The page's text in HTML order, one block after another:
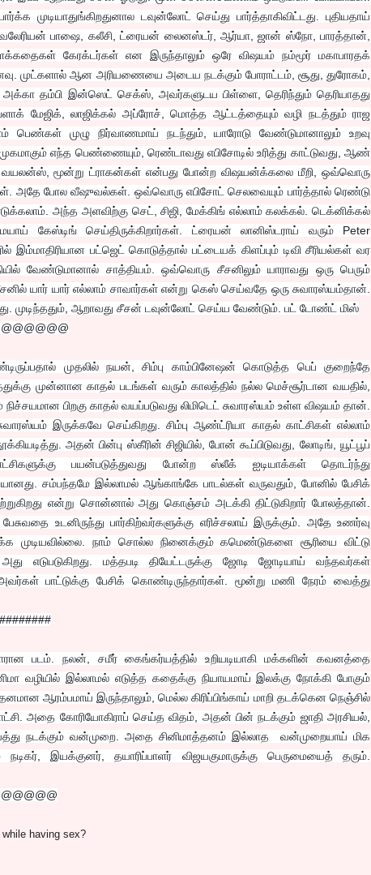
முடியாதுங்கிறதுனால டவுன்லோட் செய்து பார்த்தாகிவிட்டது. புதியதாய்
பாஷை, கலீசி, ட்ரையன் லைனஸ்டர், ஆர்யா, ஜான் ஸ்நோ, பாரத்தான்,
கேரக்டர்கள் என இருந்தாலும் ஒரே விஷயம் நம்மூர் மகாபாரதக்
முட்களால் ஆன அரியணையை அடைய நடக்கும் போராட்டம், சூது, துரோகம்,
தம்பி இன்ஸெட் செக்ஸ், அவர்களுடய பிள்ளை, தெரிந்தும் தெரியாதது
மேஜிக், லாஜிக்கல் அப்ரோச், மொத்த ஆட்டத்தையும் வழி நடத்தும் ராஜ
பெண்கள் முழு நிர்வாணமாய் நடந்தும், யாரோடு வேண்டுமானாலும் உறவு
எந்த பெண்ணையும், ரெண்டாவது எபிசோடில் உரித்து காட்டுவது, ஆண்
மூன்று ட்ராகன்கள் என்பது போன்ற விஷயன்க்கலை மீறி, ஒவ்வொரு
அதே போல வீஷுவல்கள். ஒவ்வொரு எபிசோட் செலவையும் பார்த்தால் ரெண்டு
அந்த அளவிற்கு செட், சிஜி, மேக்கிங் எல்லாம் கலக்கல். டெக்னிக்கல்
கேஸ்டிங் செய்திருக்கிறார்கள். ட்ரையன் லானிஸ்டராய் வரும் Peter
இம்மாதிரியான பட்ஜெட் கொடுத்தால் பட்டையக் கிளப்பும் டிவி சீரியல்கள் வர
வேண்டுமானால் சாத்தியம். ஒவ்வொரு சீசனிலும் யாராவது ஒரு பெரும்
யார் யார் எல்லாம் சாவார்கள் என்று கெஸ் செய்வதே ஒரு சுவாரஸ்யம்தான்.
முடிந்ததும், ஆறாவது சீசன் டவுன்லோட் செய்ய வேண்டும். பட் டோண்ட் மிஸ்
முதலில் நயன், சிம்பு காம்பினேஷன் கொடுத்த பெப் குறைந்தே
முன்னான காதல் படங்கள் வரும் காலத்தில் நல்ல மெச்சூர்டான வயதில்,
பிறகு காதல் வயப்படுவது லிமிடெட் சுவாரஸ்யம் உள்ள விஷயம் தான்.
இருக்கவே செய்கிறது. சிம்பு ஆண்ட்ரியா காதல் காட்சிகள் எல்லாம்
அதன் பின்பு ஸ்கீரின் சிஜியில், போன் கூப்பிடுவது, லோடிங், யூட்பூப்
பயன்படுத்துவது போன்ற ஸ்லீக் ஐடியாக்கள் தொடர்ந்து
சம்பந்தமே இல்லாமல் ஆங்காங்கே பாடல்கள் வருவதும், போனில் பேசிக்
என்று சொன்னால் அது கொஞ்சம் அடக்கி திட்டுகிறார் போலத்தான்.
உடனிருந்து பார்கிற்வர்களுக்கு எரிச்சலாய் இருக்கும். அதே உணர்வு
முடியவில்லை. நாம் சொல்ல நினைக்கும் கமெண்டுகளை சூரியை விட்டு
எடுபடுகிறது. மத்தபடி தியேட்டருக்கு ஜோடி ஜோடியாய் வந்தவர்கள்
பாட்டுக்கு பேசிக் கொண்டிருந்தார்கள். மூன்று மணி நேரம் வைத்து
படம். நலன், சமீர் கைங்கர்யத்தில் உறியடியாகி மக்களின் கவனத்தை
வழியில் இல்லாமல் எடுத்த கதைக்கு நியாயமாய் இலக்கு நோக்கி போகும்
ஆரம்பமாய் இருந்தாலும், மெல்ல கிரிப்பிங்காய் மாறி தடக்கென நெஞ்சில்
அதை கோரியோகிராப் செய்த விதம், அதன் பின் நடக்கும் ஜாதி அரசியல்,
நடக்கும் வன்முறை. அதை சினிமாத்தனம் இல்லாத வன்முறையாய் மிக
இயக்குனர், தயாரிப்பாளர் விஜயகுமாருக்கு பெருமையைத் தரும்.
having sex?